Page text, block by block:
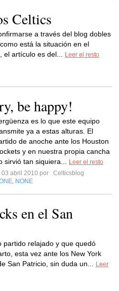
Celtics
a través del blog dobles
está la situación en el
el artículo es del...
Leer el resto
be happy!
es lo que este equipo
ya a estas alturas. El
de anoche ante los Houston
y en nuestra propia cancha
sirvió tan siquiera...
Leer el resto
03 abril 2010 por
Celticsblog
NONE
en el San
partido relajado y que quedó
esta vez ante los New York
San Patricio, sin duda un...
Leer